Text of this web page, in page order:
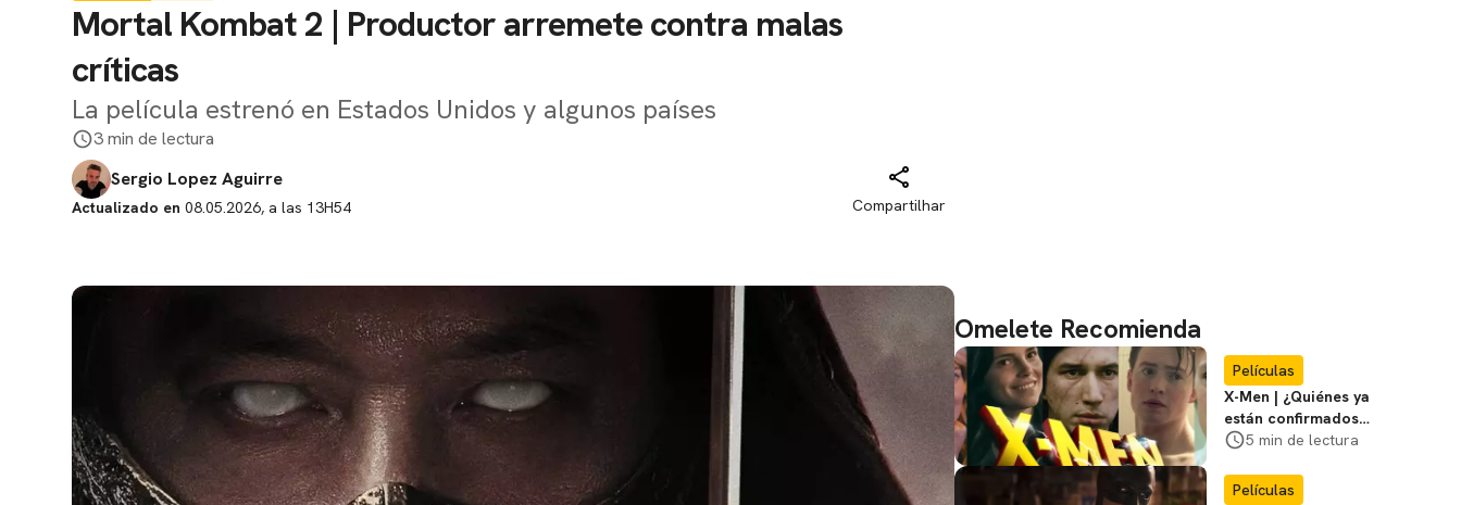
Mortal Kombat 2 | Productor arremete contra malas
críticas
La película estrenó en Estados Unidos y algunos países
3 min de lectura
Sergio Lopez Aguirre
Actualizado en 08.05.2026, a las 13H54 Compartilhar
Omelete Recomienda
Películas
X-Men | ¿Quiénes ya
están confirmados
en la película de
favoritos
5 min de lectura
Películas